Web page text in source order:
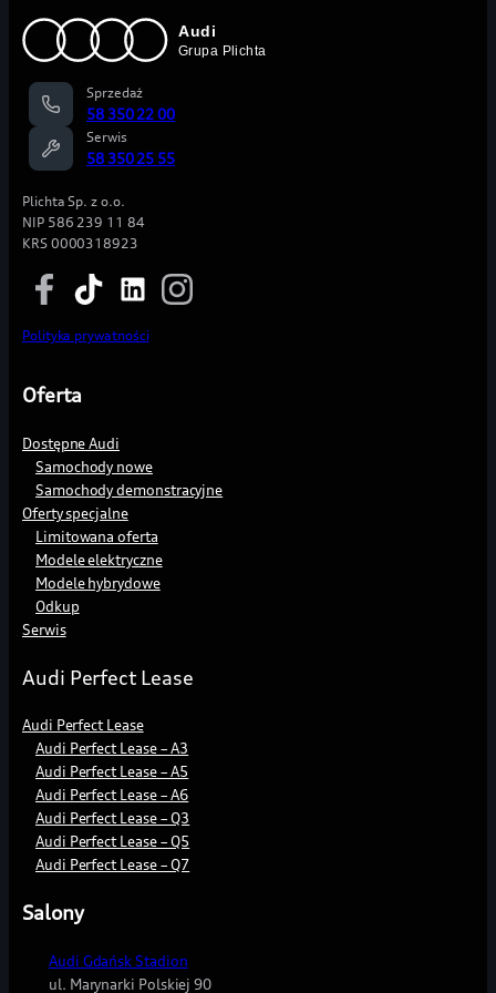
Sprzedaż
58 350 22 00
Serwis
58 350 25 55
Plichta Sp. z o.o.
NIP 586 239 11 84
KRS 0000318923
Polityka prywatności
Oferta
Dostępne Audi
Samochody nowe
Samochody demonstracyjne
Oferty specjalne
Limitowana oferta
Modele elektryczne
Modele hybrydowe
Odkup
Serwis
Audi Perfect Lease
Audi Perfect Lease
Audi Perfect Lease – A3
Audi Perfect Lease – A5
Audi Perfect Lease – A6
Audi Perfect Lease – Q3
Audi Perfect Lease – Q5
Audi Perfect Lease – Q7
Salony
Audi Gdańsk Stadion
ul. Marynarki Polskiej 90